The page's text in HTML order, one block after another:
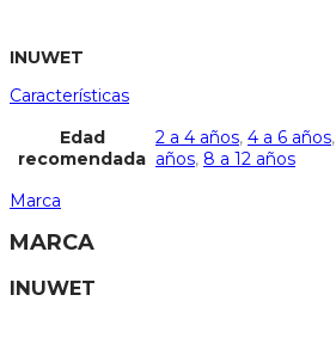
INUWET
Características
Edad
recomendada
2 a 4 años, 4 a 6 años,
años, 8 a 12 años
Marca
MARCA
INUWET